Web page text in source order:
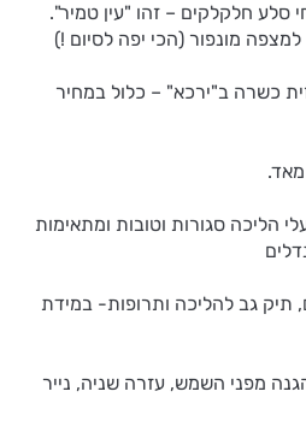
חלקלקים – זהו "עין טמיר".
מונפור (הכי יפה לסיום !)
כשרה ב"ירכא" – כלול במחיר
הליכה סגורות וטובות ומתאימות
מים, תיק גב להליכה ותרופות- במידת
מפני השמש, עזרה שניה, נייר